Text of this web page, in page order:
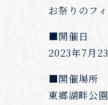
お祭りのフ
■開催日
2023年7月23
■開催場所
東郷湖畔公